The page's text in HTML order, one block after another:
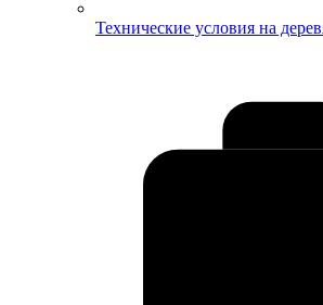
Технические условия на